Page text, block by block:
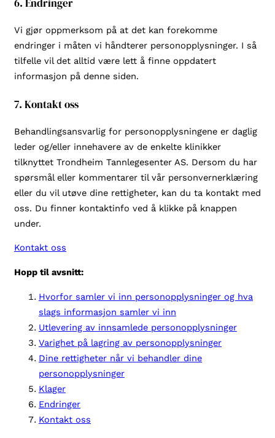
6. Endringer
Vi gjør oppmerksom på at det kan forekomme
endringer i måten vi håndterer personopplysninger. I så
tilfelle vil det alltid være lett å finne oppdatert
informasjon på denne siden.
7. Kontakt oss
Behandlingsansvarlig for personopplysningene er daglig
leder og/eller innehavere av de enkelte klinikker
tilknyttet Trondheim Tannlegesenter AS. Dersom du har
spørsmål eller kommentarer til vår personvernerklæring
eller du vil utøve dine rettigheter, kan du ta kontakt med
oss. Du finner kontaktinfo ved å klikke på knappen
under.
Kontakt oss
Hopp til avsnitt:
Hvorfor samler vi inn personopplysninger og hva
slags informasjon samler vi inn
Utlevering av innsamlede personopplysninger
Varighet på lagring av personopplysninger
Dine rettigheter når vi behandler dine
personopplysninger
Klager
Endringer
Kontakt oss